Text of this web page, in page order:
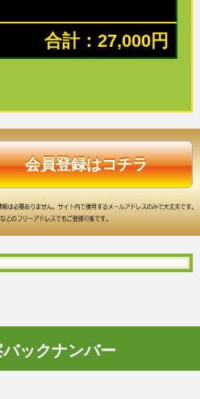
合計：27,000円
会員登録はコチラ
ックナンバー